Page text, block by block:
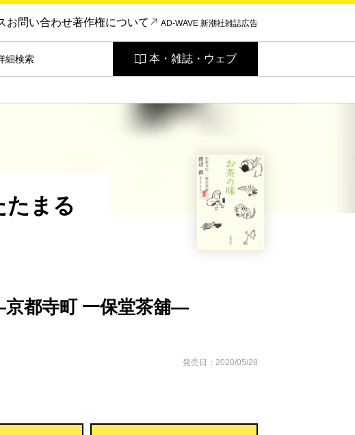
お問い合わせ著作権について AD-WAVE 新潮社雑誌広告
細検索 本・雑誌・ウェブ
都寺町 一保堂茶舖―
発売日：2020/05/28
たまる